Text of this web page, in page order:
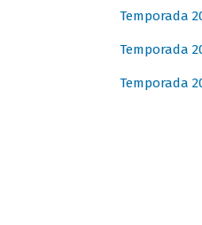
Temporada
Temporada
Temporada